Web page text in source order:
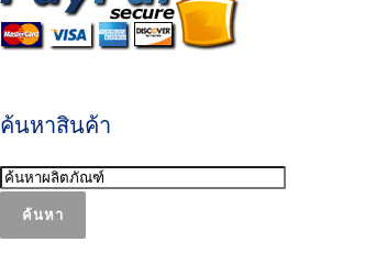
ค้นหาสินค้า
ค้นหา